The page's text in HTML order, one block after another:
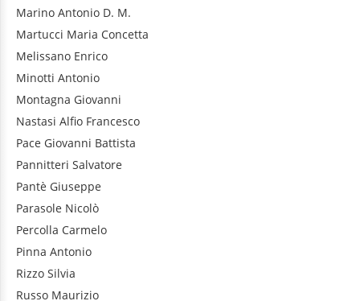
Marino Antonio D. M.
Martucci Maria Concetta
Melissano Enrico
Minotti Antonio
Montagna Giovanni
Nastasi Alfio Francesco
Pace Giovanni Battista
Pannitteri Salvatore
Pantè Giuseppe
Parasole Nicolò
Percolla Carmelo
Pinna Antonio
Rizzo Silvia
Russo Maurizio